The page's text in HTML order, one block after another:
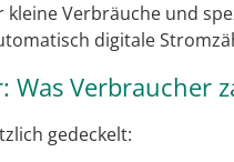
Verbräuche und
digitale
Was Verbraucher
gedeckelt: